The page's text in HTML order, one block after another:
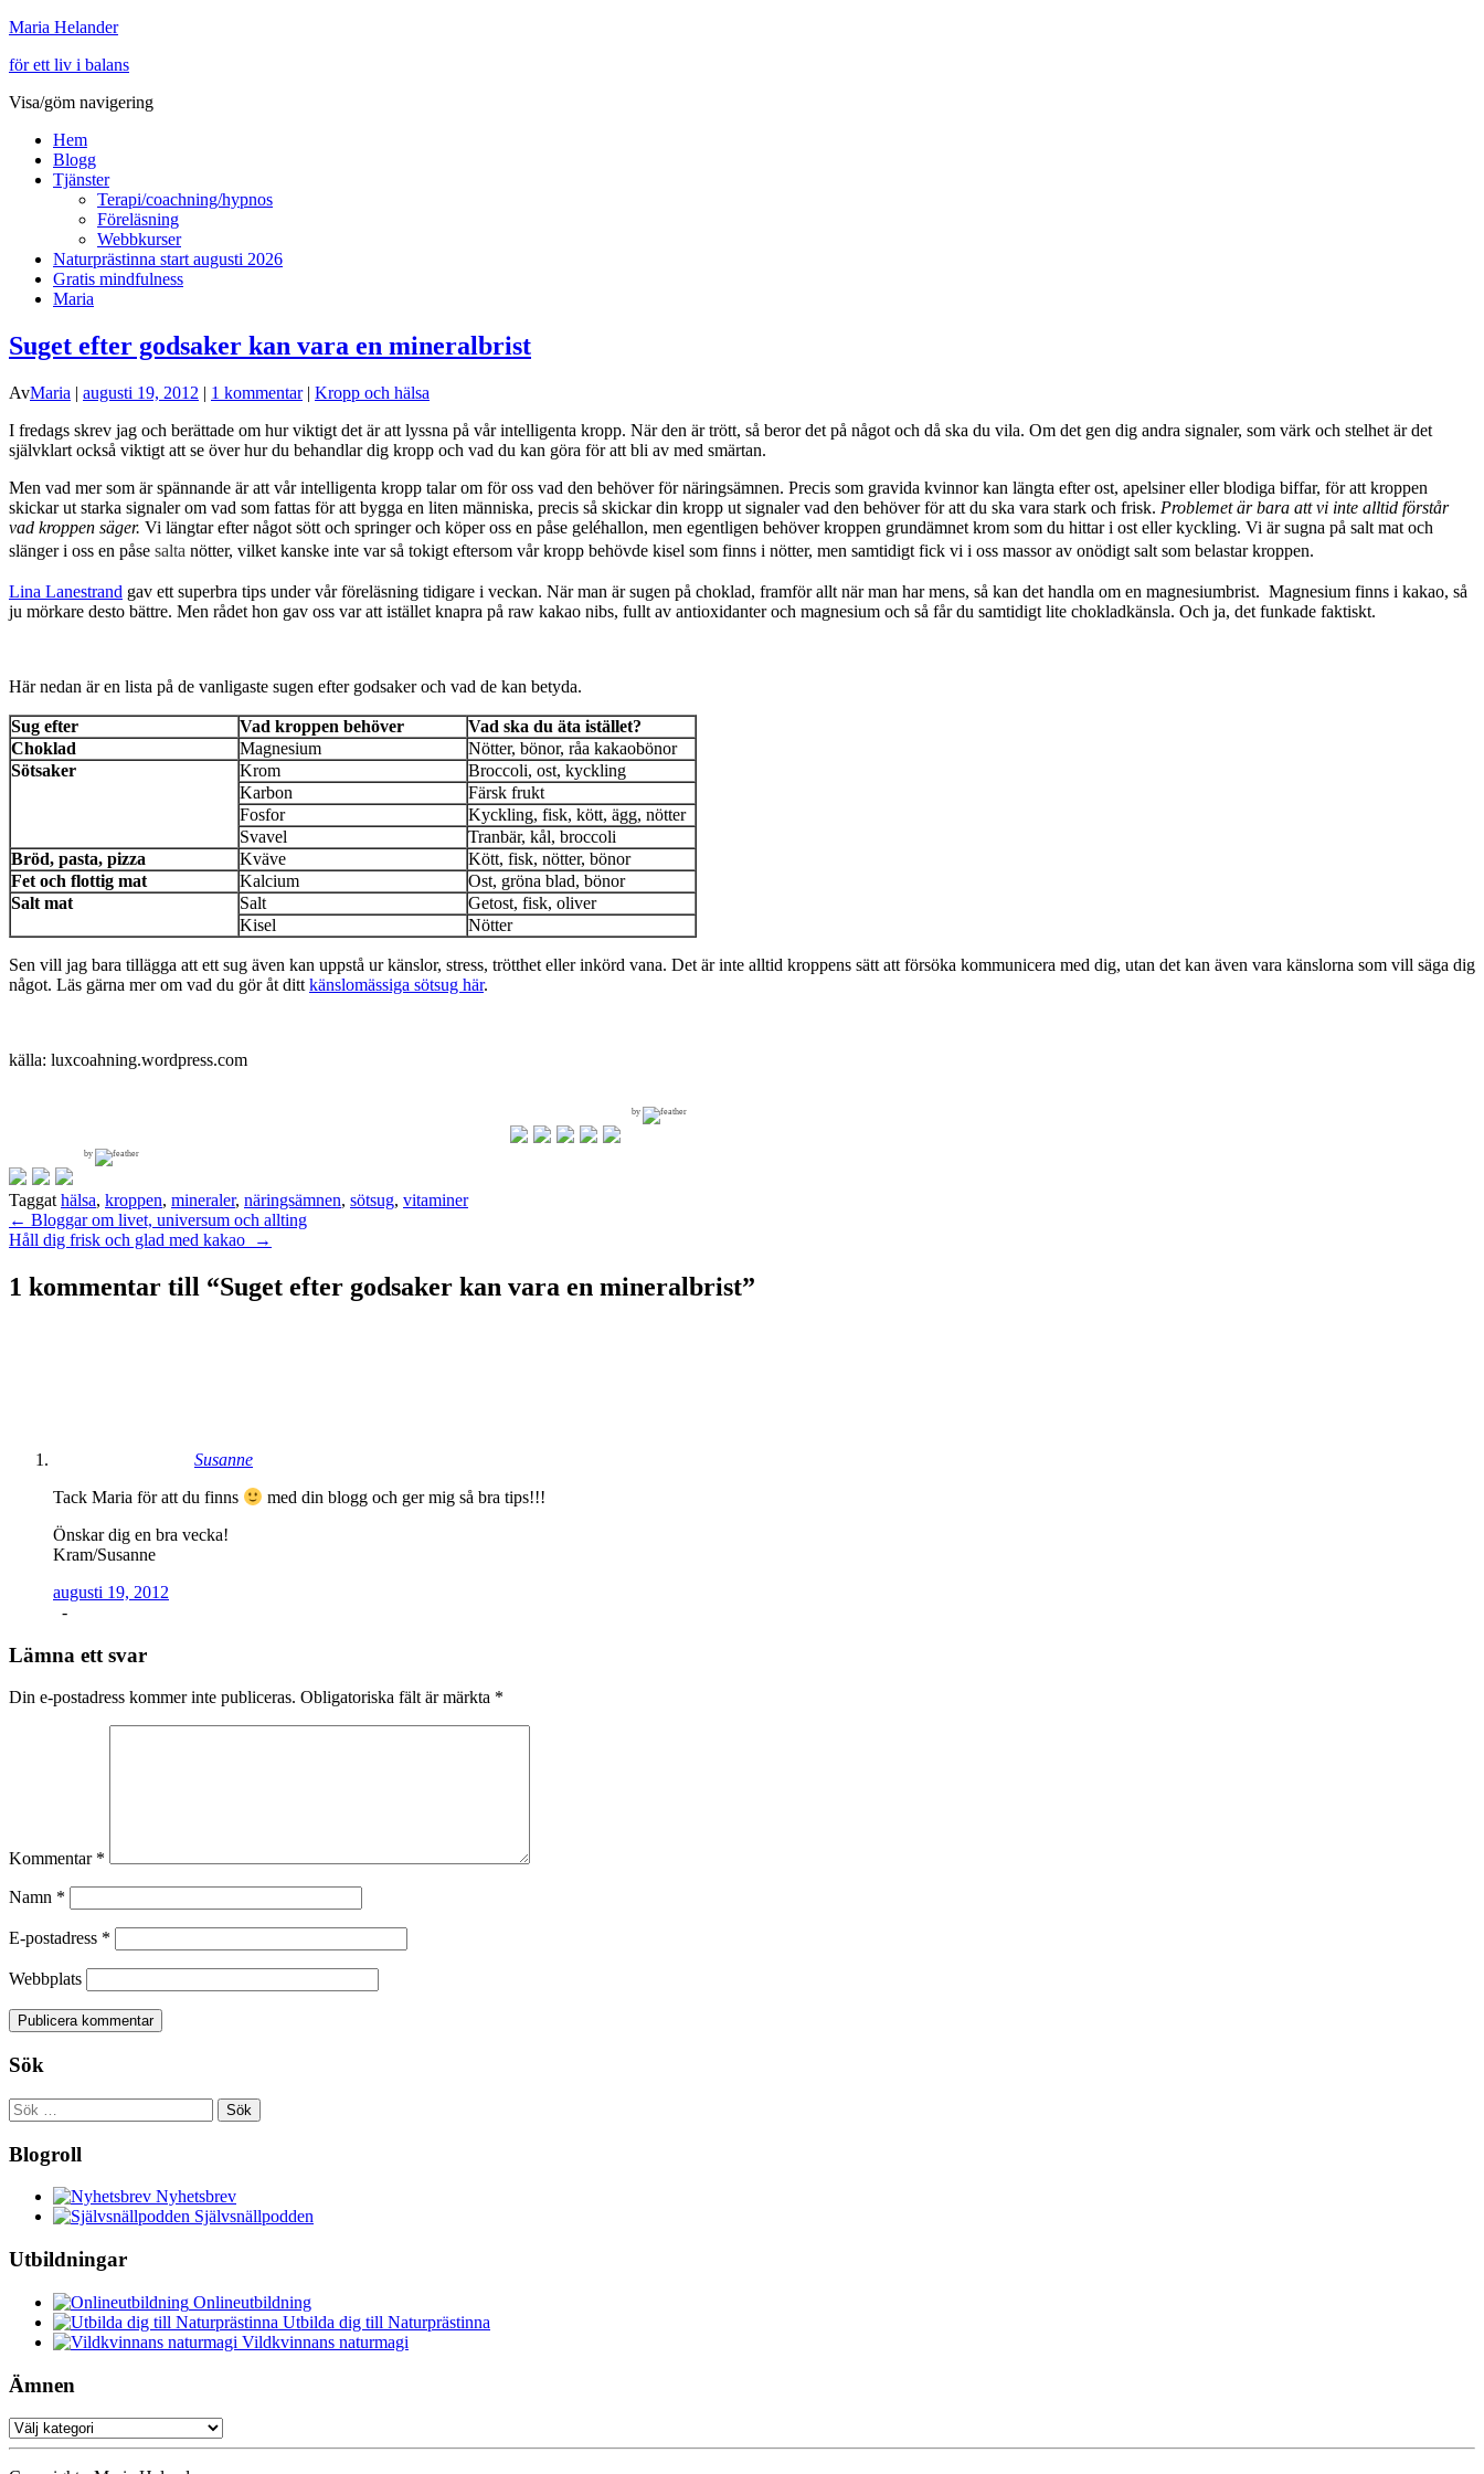
Maria Helander
för ett liv i balans
Visa/göm navigering
Hem
Blogg
Tjänster
Terapi/coachning/hypnos
Föreläsning
Webbkurser
Naturprästinna start augusti 2026
Gratis mindfulness
Maria
Suget efter godsaker kan vara en mineralbrist
AvMaria | augusti 19, 2012 | 1 kommentar| Kropp och hälsa
I fredags skrev jag och berättade om hur viktigt det är att lyssna på vår intelligenta kropp. När den är trött, så beror det på något och då ska du vila. Om det gen dig andra signaler, som värk och stelhet är det
självklart också viktigt att se över hur du behandlar dig kropp och vad du kan göra för att bli av med smärtan.
Men vad mer som är spännande är att vår intelligenta kropp talar om för oss vad den behöver för näringsämnen. Precis som gravida kvinnor kan längta efter ost, apelsiner eller blodiga biffar, för att kroppen
skickar ut starka signaler om vad som fattas för att bygga en liten människa, precis så skickar din kropp ut signaler vad den behöver för att du ska vara stark och frisk. Problemet är bara att vi inte alltid förstår
vad kroppen säger. Vi längtar efter något sött och springer och köper oss en påse geléhallon, men egentligen behöver kroppen grundämnet krom som du hittar i ost eller kyckling. Vi är sugna på salt mat och
slänger i oss en påse salta nötter, vilket kanske inte var så tokigt eftersom vår kropp behövde kisel som finns i nötter, men samtidigt fick vi i oss massor av onödigt salt som belastar kroppen.
Lina Lanestrand gav ett superbra tips under vår föreläsning tidigare i veckan. När man är sugen på choklad, framför allt när man har mens, så kan det handla om en magnesiumbrist. Magnesium finns i kakao, så
ju mörkare desto bättre. Men rådet hon gav oss var att istället knapra på raw kakao nibs, fullt av antioxidanter och magnesium och så får du samtidigt lite chokladkänsla. Och ja, det funkade faktiskt.
Här nedan är en lista på de vanligaste sugen efter godsaker och vad de kan betyda.
Sug efter Vad kroppen behöver
Vad ska du äta istället?
Choklad
Magnesium
Nötter, bönor, råa kakaobönor
Sötsaker
Krom
Broccoli, ost, kyckling
Karbon
Färsk frukt
Fosfor
Kyckling, fisk, kött, ägg, nötter
Svavel
Tranbär, kål, broccoli
Bröd, pasta, pizza
Kväve
Kött, fisk, nötter, bönor
Fet och flottig mat
Kalcium
Ost, gröna blad, bönor
Salt mat
Salt
Getost, fisk, oliver
Kisel
Nötter
Sen vill jag bara tillägga att ett sug även kan uppstå ur känslor, stress, trötthet eller inkörd vana. Det är inte alltid kroppens sätt att försöka kommunicera med dig, utan det kan även vara känslorna som vill säga dig
något. Läs gärna mer om vad du gör åt ditt känslomässiga sötsug här.
källa: luxcoahning.wordpress.com
by
by
Taggat hälsa, kroppen, mineraler, näringsämnen, sötsug, vitaminer
Inläggsnavigering
← Bloggar om livet, universum och allting
Håll dig frisk och glad med kakao
→
1 kommentar till “Suget efter godsaker kan vara en mineralbrist”
Susanne
Tack Maria för att du finns
med din blogg och ger mig så bra tips!!!
Önskar dig en bra vecka!
Kram/Susanne
augusti 19, 2012
-
Lämna ett svar
Din e-postadress kommer inte publiceras. Obligatoriska fält är märkta *
Kommentar *
Namn *
E-postadress *
Webbplats
Sök
Sök
efter:
Blogroll
Nyhetsbrev
Självsnällpodden
Utbildningar
Onlineutbildning
Utbilda dig till Naturprästinna
Vildkvinnans naturmagi
Ämnen
Ämnen